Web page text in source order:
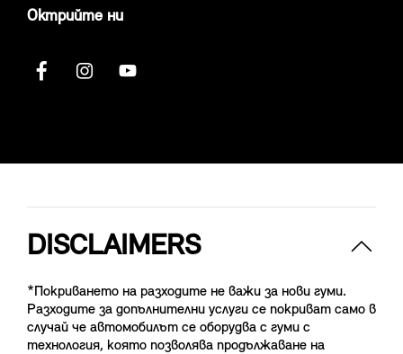
Октрийте ни
DISCLAIMERS
*Покриването на разходите не важи за нови гуми.
Разходите за допълнителни услуги се покриват само в
случай че автомобилът се оборудва с гуми с
технология, която позволява продължаване на